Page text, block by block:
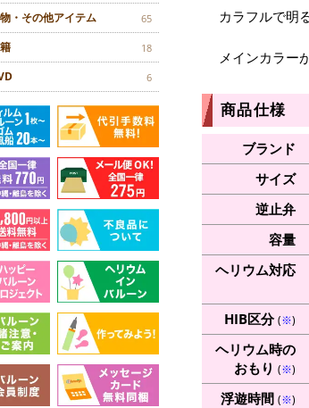
・その他アイテム 65
18
6
カラフルで明
メインカラー
商品仕様
ブランド
サイズ
逆止弁
容量
ヘリウム対応
HIB区分(※)
ヘリウム時の
おもり (※)
浮遊時間 (※)